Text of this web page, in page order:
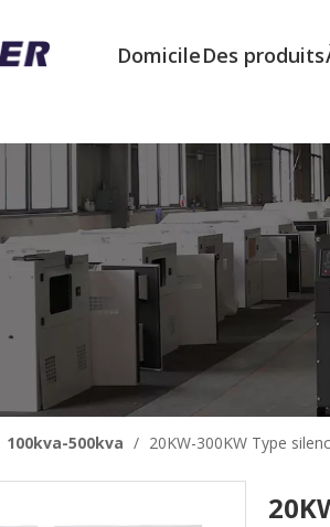
DomicileDes produits
100kva-500kva / 20KW-300KW Type